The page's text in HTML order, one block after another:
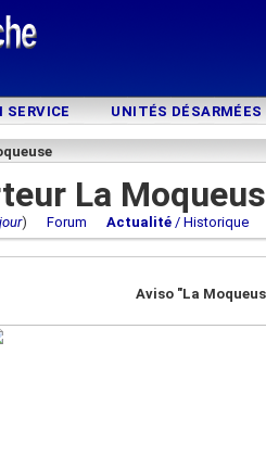
SERVICE UNITÉS DÉSARMÉES
La
) Forum Actualité / Historique
Aviso "La